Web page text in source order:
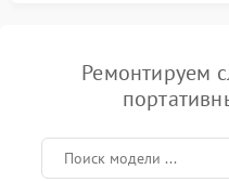
Ремонтируем